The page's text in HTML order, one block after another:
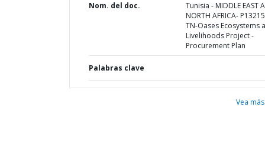
Nom. del doc.
Tunisia - MIDDLE EAST
NORTH AFRICA-
TN-Oases Ecosystems
Livelihoods Project -
Procurement Plan
Palabras clave
Vea más